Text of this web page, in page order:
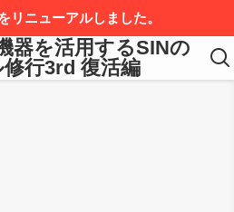
リニューアルしました。
器を活用するSINの
行3rd 復活編